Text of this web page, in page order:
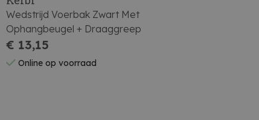
Wedstrijd Voerbak Zwart Met
Ophangbeugel + Draaggreep
€ 13,15
Online op voorraad